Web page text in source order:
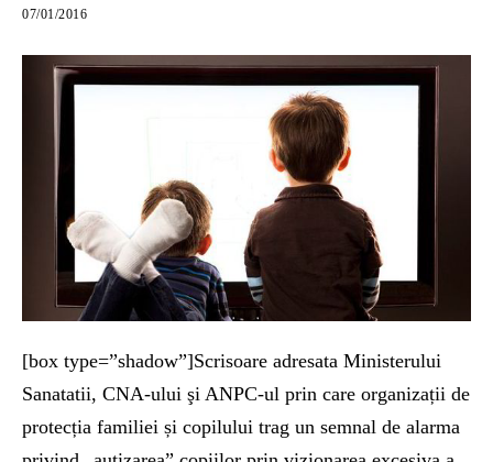
07/01/2016
[box type=”shadow”]Scrisoare adresata Ministerului
Sanatatii, CNA-ului şi ANPC-ul prin care organizații de
protecția familiei și copilului trag un semnal de alarma